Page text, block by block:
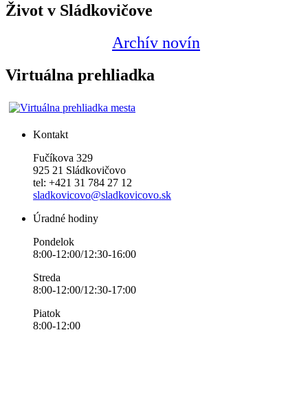
Život v Sládkovičove
Archív novín
Virtuálna prehliadka
Kontakt
Fučíkova 329
925 21 Sládkovičovo
tel: +421 31 784 27 12
sladkovicovo@sladkovicovo.sk
Úradné hodiny
Pondelok
8:00-12:00/12:30-16:00
Streda
8:00-12:00/12:30-17:00
Piatok
8:00-12:00